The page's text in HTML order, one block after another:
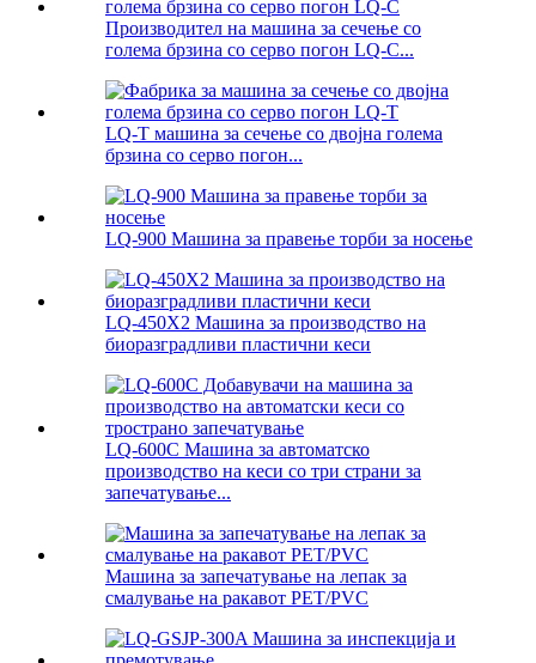
Производител на машина за сечење со
голема брзина со серво погон LQ-C...
LQ-T машина за сечење со двојна голема
брзина со серво погон...
LQ-900 Машина за правење торби за носење
LQ-450X2 Машина за производство на
биоразградливи пластични кеси
LQ-600C Машина за автоматско
производство на кеси со три страни за
запечатување...
Машина за запечатување на лепак за
смалување на ракавот PET/PVC